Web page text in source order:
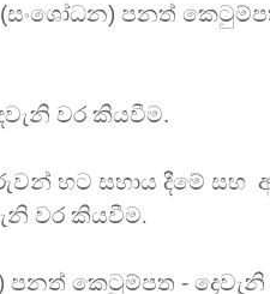
(සංශෝධන) පනත්
වර කියවීම.
හට සහාය දීමේ සහ
වර කියවීම.
පනත් කෙටුම්පත -